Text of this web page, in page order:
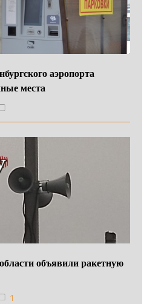
аэропорта
места
объявили ракетную
1